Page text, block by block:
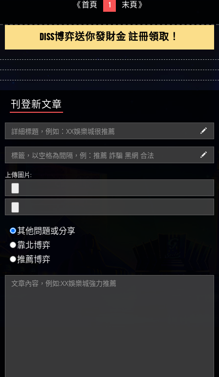
《 首頁 1 末頁 》
DISS博弈送你發財金 註冊領取！
刊登新文章
上傳圖片:
其他問題或分享
靠北博弈
推薦博弈